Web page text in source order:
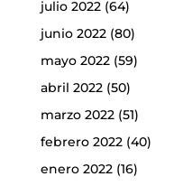
julio 2022(64)
junio 2022(80)
mayo 2022(59)
abril 2022(50)
marzo 2022(51)
febrero 2022(40)
enero 2022(16)